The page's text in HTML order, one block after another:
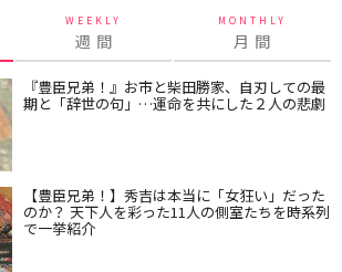
WEEKLY
週 間
MONTHLY
月 間
『豊臣兄弟！』お市と柴田勝家、自刃しての最
期と「辞世の句」…運命を共にした２人の悲劇
【豊臣兄弟！】秀吉は本当に「女狂い」だった
のか？ 天下人を彩った11人の側室たちを時系列
で一挙紹介